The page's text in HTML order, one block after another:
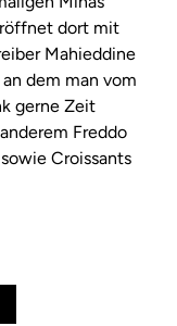
dort mit
Mahieddine
dem man vom
gerne Zeit
Freddo
Croissants